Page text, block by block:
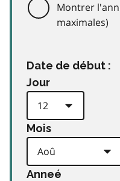
Montrer
maximales)
Date de début :
Jour
Mois
Anneé